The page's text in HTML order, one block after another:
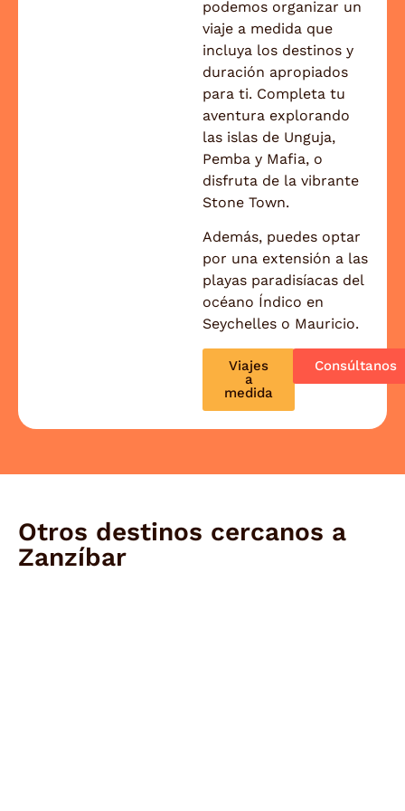
podemos organizar un
viaje a medida que
incluya los destinos y
duración apropiados
para ti. Completa tu
aventura explorando
las islas de Unguja,
Pemba y Mafia, o
disfruta de la vibrante
Stone Town.
Además, puedes optar
por una extensión a las
playas paradisíacas del
océano Índico en
Seychelles o Mauricio.
Viajes
a
medida
Consúltanos
Otros destinos cercanos a
Zanzíbar